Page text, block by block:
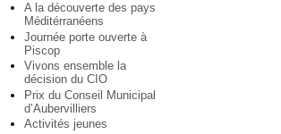
A la découverte des pays
Méditérranéens
Journée porte ouverte à
Piscop
Vivons ensemble la
décision du CIO
Prix du Conseil Municipal
d’Aubervilliers
Activités jeunes